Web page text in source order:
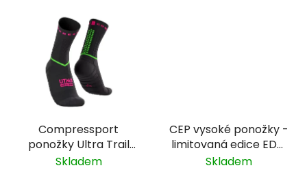
Compressport
ponožky Ultra Trail
V2.0 - UTMB 2026 -
Skladem
CEP vysoké ponožky -
limitovaná edice EDT.
FADE - dámské -
Skladem